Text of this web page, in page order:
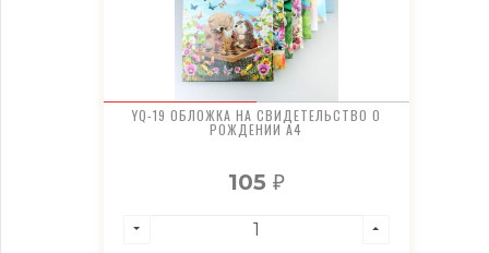
YQ-19 ОБЛОЖКА НА СВИДЕТЕЛЬСТВО О
РОЖДЕНИИ А4
105 ₽